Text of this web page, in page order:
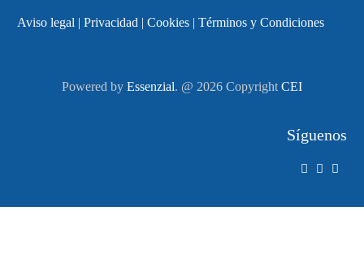
Aviso legal | Privacidad | Cookies| Términos y Condiciones
Powered by Essenzial. @ 2026 Copyright CEI
Síguenos